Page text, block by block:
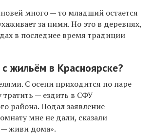
много — то младший остается
за ними. Но это в деревнях,
в последнее время традиции
жильём в Красноярске?
С осени приходится по паре
тратить — ездить в СФУ
района. Подал заявление
мне не дали, сказали
— живи дома».